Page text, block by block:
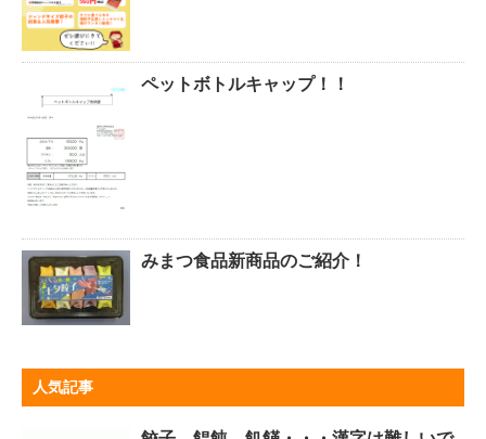
ペットボトルキャップ！！
みまつ食品新商品のご紹介！
人気記事